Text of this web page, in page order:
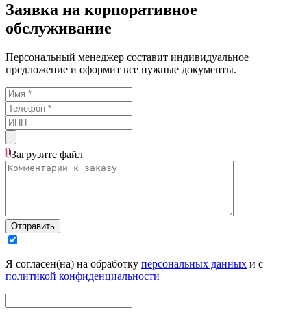
Заявка на корпоративное
обслуживание
Персональный менеджер составит индивидуальное
предложение и оформит все нужные документы.
Загрузите файл
Отправить
Я согласен(на) на обработку персональных данных и с
политикой конфиденциальности